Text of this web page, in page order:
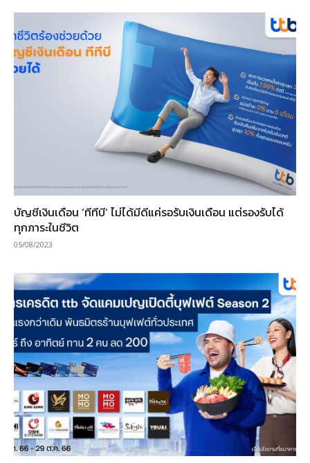
บัญชีเงินเดือน ‘ทีทีบี’ ไม่ได้มีดีแค่รอรับเงินเดือน แต่รองรับได้
ทุกภาระในชีวิต
05/08/2023